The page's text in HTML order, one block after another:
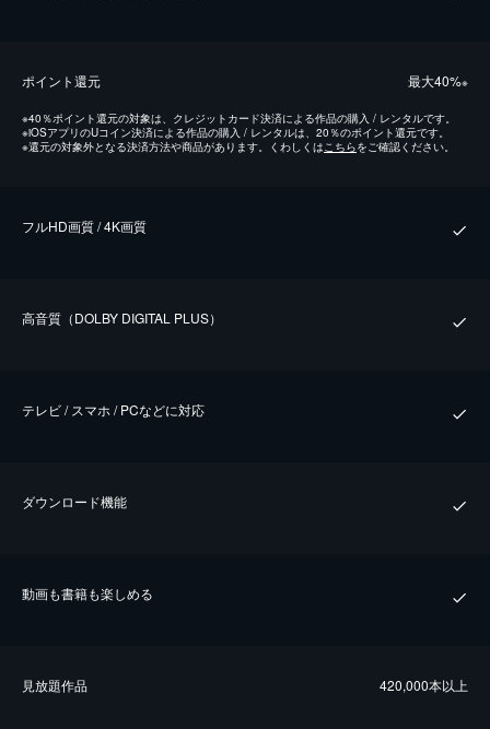
ポイント還元 最⼤40%※
※40％ポイント還元の対象は、クレジットカード決済による作品の購入 / レンタルです。
※iOSアプリのUコイン決済による作品の購入 / レンタルは、20％のポイント還元です。
※還元の対象外となる決済方法や商品があります。くわしくはこちらをご確認ください。
フルHD画質 / 4K画質
⾼⾳質（DOLBY DIGITAL PLUS）
テレビ / スマホ / PCなどに対応
ダウンロード機能
動画も書籍も楽しめる
⾒放題作品 420,000本以上